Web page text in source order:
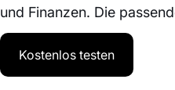
und Finanzen. Die
Kostenlos testen